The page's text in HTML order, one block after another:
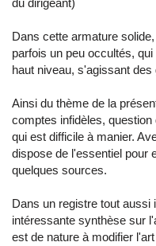
du dirigeant)
Dans cette armature
parfois un peu occultés,
haut niveau, s'agissant
Ainsi du thème de la
comptes infidèles,
qui est difficile à manier.
dispose de l'essentiel pour
quelques sources.
Dans un registre tout aussi
intéressante synthèse sur
est de nature à modifier